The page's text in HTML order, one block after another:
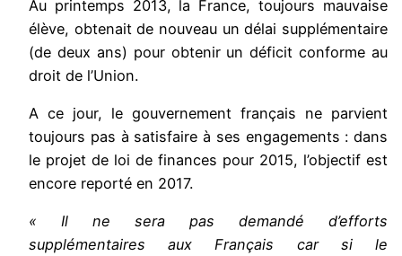
Au printemps 2013, la France, toujours mauvaise
élève, obtenait de nouveau un délai supplémentaire
(de deux ans) pour obtenir un déficit conforme au
droit de l’Union.
A ce jour, le gouvernement français ne parvient
toujours pas à satisfaire à ses engagements : dans
le projet de loi de finances pour 2015, l’objectif est
encore reporté en 2017.
« Il ne sera pas demandé d’efforts
supplémentaires aux Français car si le